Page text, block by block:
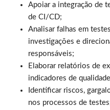
Apoiar a integração de
de CI/CD;
Analisar falhas em
investigações e
responsáveis;
Elaborar relatórios de
indicadores de
Identificar riscos,
nos processos de